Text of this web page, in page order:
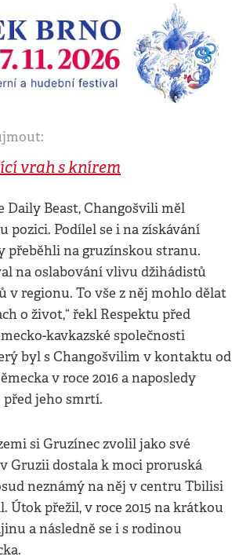
vrah s knírem
Daily Beast, Changošvili měl
pozici. Podílel se i na získávání
přeběhli na gruzínskou stranu.
na oslabování vlivu džihádistů
v regionu. To vše z něj mohlo dělat
o život,“ řekl Respektu před
kavkazské společnosti
byl s Changošvilim v kontaktu od
v roce 2016 a naposledy
jeho smrtí.
si Gruzínec zvolil jako své
Gruzii dostala k moci proruská
neznámý na něj v centru Tbilisi
Útok přežil, v roce 2015 na krátkou
a následně se i s rodinou